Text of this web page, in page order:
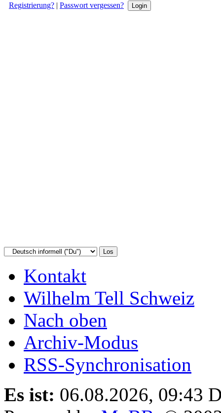
Registrierung? | Passwort vergessen?
Kontakt
Wilhelm Tell Schweiz
Nach oben
Archiv-Modus
RSS-Synchronisation
Es ist: 06.08.2026, 09:43